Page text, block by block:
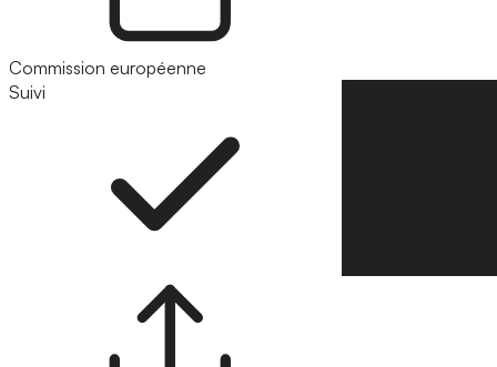
Commission européenne
Suivi